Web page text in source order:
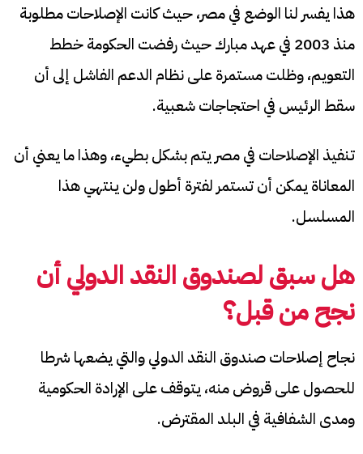
هذا يفسر لنا الوضع في مصر، حيث كانت الإصلاحات مطلوبة
منذ 2003 في عهد مبارك حيث رفضت الحكومة خطط
التعويم، وظلت مستمرة على نظام الدعم الفاشل إلى أن
سقط الرئيس في احتجاجات شعبية.
تنفيذ الإصلاحات في مصر يتم بشكل بطيء، وهذا ما يعني أن
المعاناة يمكن أن تستمر لفترة أطول ولن ينتهي هذا
المسلسل.
هل سبق لصندوق النقد الدولي أن
نجح من قبل؟
نجاح إصلاحات صندوق النقد الدولي والتي يضعها شرطا
للحصول على قروض منه، يتوقف على الإرادة الحكومية
ومدى الشفافية في البلد المقترض.